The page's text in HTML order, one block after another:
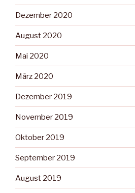
Dezember 2020
August 2020
Mai 2020
März 2020
Dezember 2019
November 2019
Oktober 2019
September 2019
August 2019